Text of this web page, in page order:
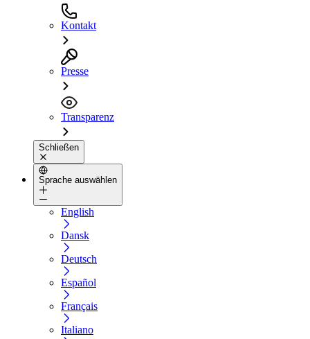
Kontakt
Presse
Transparenz
Schließen
Sprache auswählen
English
Dansk
Deutsch
Español
Français
Italiano